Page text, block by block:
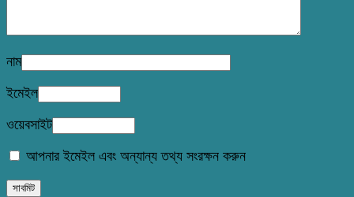
নাম
ইমেইল
ওয়েবসাইট
আপনার ইমেইল এবং অন্যান্য তথ্য সংরক্ষন করুন